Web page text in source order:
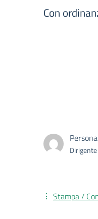
Con
Stampa /